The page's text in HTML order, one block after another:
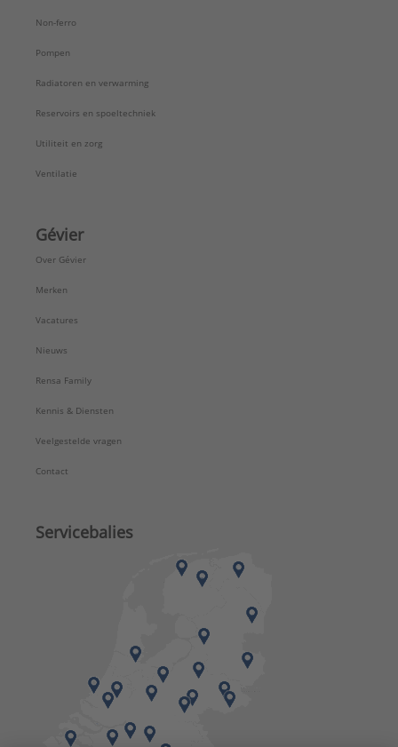
Non-ferro
Pompen
Radiatoren en verwarming
Reservoirs en spoeltechniek
Utiliteit en zorg
Ventilatie
Gévier
Over Gévier
Merken
Vacatures
Nieuws
Rensa Family
Kennis & Diensten
Veelgestelde vragen
Contact
Servicebalies